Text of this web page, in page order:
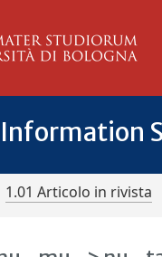
1.01 Articolo in rivista